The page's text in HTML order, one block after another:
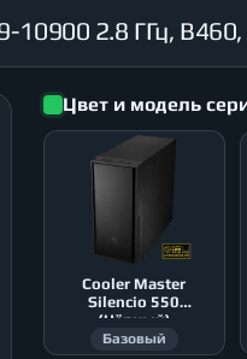
Цвет и модель
Cooler Master
Silencio 550
(Чёрный)
Базовый